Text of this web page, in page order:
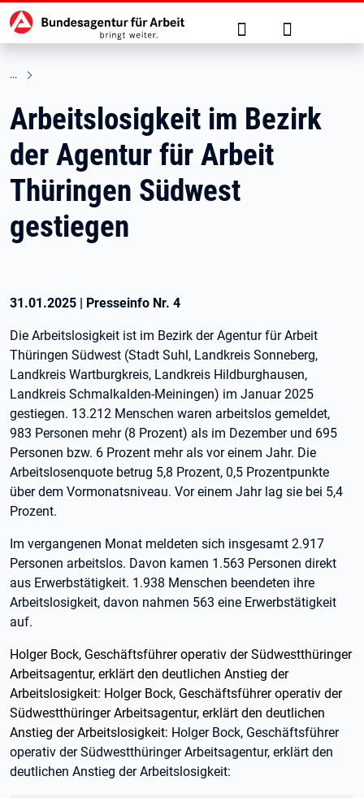
zu den Hauptinhalten springen
Hauptnavigation Suche Anmelden
Arbeitslosigkeit im Bezirk
der Agentur für Arbeit
Thüringen Südwest
gestiegen
31.01.2025 | Presseinfo Nr. 4
Die Arbeitslosigkeit ist im Bezirk der Agentur für Arbeit
Thüringen Südwest (Stadt Suhl, Landkreis Sonneberg,
Landkreis Wartburgkreis, Landkreis Hildburghausen,
Landkreis Schmalkalden-Meiningen) im Januar 2025
gestiegen. 13.212 Menschen waren arbeitslos gemeldet,
983 Personen mehr (8 Prozent) als im Dezember und 695
Personen bzw. 6 Prozent mehr als vor einem Jahr. Die
Arbeitslosenquote betrug 5,8 Prozent, 0,5 Prozentpunkte
über dem Vormonatsniveau. Vor einem Jahr lag sie bei 5,4
Prozent.
Im vergangenen Monat meldeten sich insgesamt 2.917
Personen arbeitslos. Davon kamen 1.563 Personen direkt
aus Erwerbstätigkeit. 1.938 Menschen beendeten ihre
Arbeitslosigkeit, davon nahmen 563 eine Erwerbstätigkeit
auf.
Holger Bock, Geschäftsführer operativ der Südwestthüringer
Arbeitsagentur, erklärt den deutlichen Anstieg der
Arbeitslosigkeit: Holger Bock, Geschäftsführer operativ der
Südwestthüringer Arbeitsagentur, erklärt den deutlichen
Anstieg der Arbeitslosigkeit: Holger Bock, Geschäftsführer
operativ der Südwestthüringer Arbeitsagentur, erklärt den
deutlichen Anstieg der Arbeitslosigkeit: